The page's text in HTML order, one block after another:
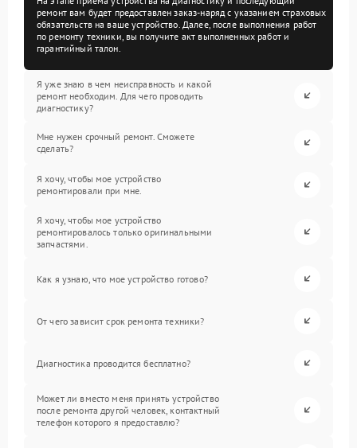
ремонт вам будет предоставлен заказ-наряд с указанием страховых
обязательств на ваше устройство. Далее, после выполнения работ
по ремонту техники, вы получите акт выполненных работ и
гарантийный талон.
Я уже знаю в чем неисправность и какой
ремонт необходим. Для чего проводить
диагностику?
Мне нужен срочный ремонт. Сможете
сделать?
Я хочу, чтобы мое устройство
ремонтировали при мне.
Я хочу, чтобы мое устройство
ремонтировалось только оригинальными
запчастями.
Как я узнаю, что мое устройство готово?
От чего зависит срок ремонта техники?
Диагностика проводится бесплатно?
Может ли вместо меня принять устройство
после ремонта другой человек, контактный
телефон которого я предоставлю?